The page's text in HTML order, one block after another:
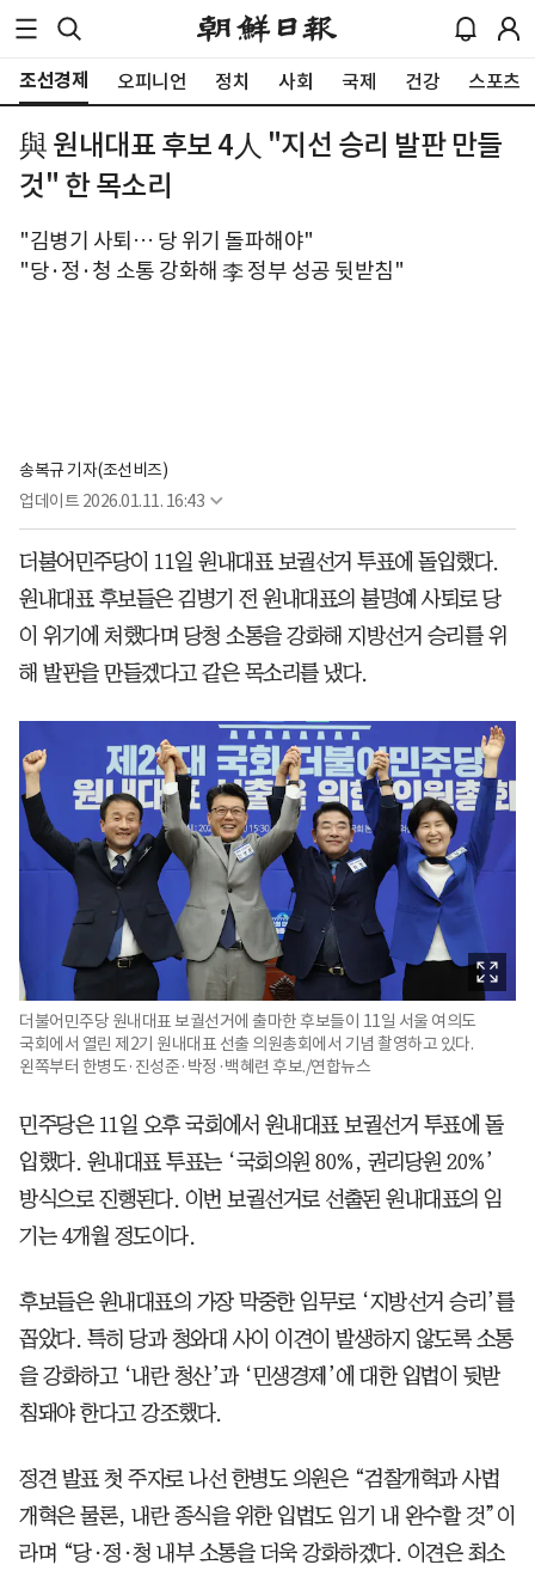
조선경제 오피니언 정치 사회 국제 건강 스포츠
與 원내대표 후보 4人 "지선 승리 발판 만들
것" 한 목소리
"김병기 사퇴… 당 위기 돌파해야"
"당·정·청 소통 강화해 李 정부 성공 뒷받침"
송복규 기자(조선비즈)
업데이트 2026.01.11. 16:43
더불어민주당이 11일 원내대표 보궐선거 투표에 돌입했다.
원내대표 후보들은 김병기 전 원내대표의 불명예 사퇴로 당
이 위기에 처했다며 당청 소통을 강화해 지방선거 승리를 위
해 발판을 만들겠다고 같은 목소리를 냈다.
더불어민주당 원내대표 보궐선거에 출마한 후보들이 11일 서울 여의도
국회에서 열린 제2기 원내대표 선출 의원총회에서 기념 촬영하고 있다.
왼쪽부터 한병도·진성준·박정·백혜련 후보./연합뉴스
민주당은 11일 오후 국회에서 원내대표 보궐선거 투표에 돌
입했다. 원내대표 투표는 ‘국회의원 80%, 권리당원 20%’
방식으로 진행된다. 이번 보궐선거로 선출된 원내대표의 임
기는 4개월 정도이다.
후보들은 원내대표의 가장 막중한 임무로 ‘지방선거 승리’를
꼽았다. 특히 당과 청와대 사이 이견이 발생하지 않도록 소통
을 강화하고 ‘내란 청산’과 ‘민생경제’에 대한 입법이 뒷받
침돼야 한다고 강조했다.
정견 발표 첫 주자로 나선 한병도 의원은 “검찰개혁과 사법
개혁은 물론, 내란 종식을 위한 입법도 임기 내 완수할 것”이
라며 “당·정·청 내부 소통을 더욱 강화하겠다. 이견은 최소